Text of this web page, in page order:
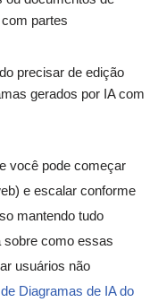
partes
precisar de edição
gerados por IA com
você pode começar
e escalar conforme
mantendo tudo
sobre como essas
usuários não
Diagramas de IA do